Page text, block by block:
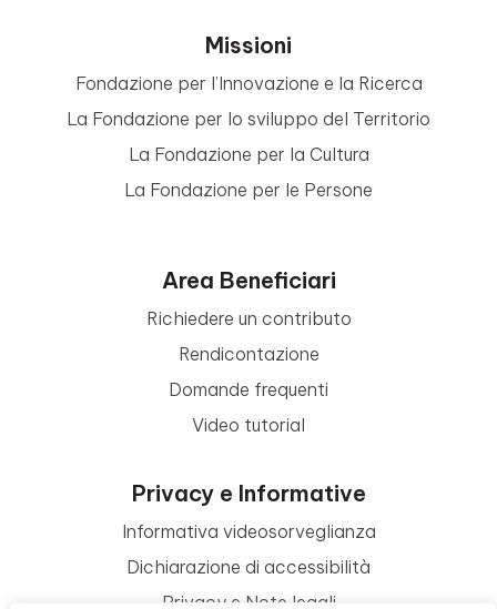
Missioni
Fondazione per l’Innovazione e la Ricerca
La Fondazione per lo sviluppo del Territorio
La Fondazione per la Cultura
La Fondazione per le Persone
Area Beneficiari
Richiedere un contributo
Rendicontazione
Domande frequenti
Video tutorial
Privacy e Informative
Informativa videosorveglianza
Dichiarazione di accessibilità
Privacy e Note legali